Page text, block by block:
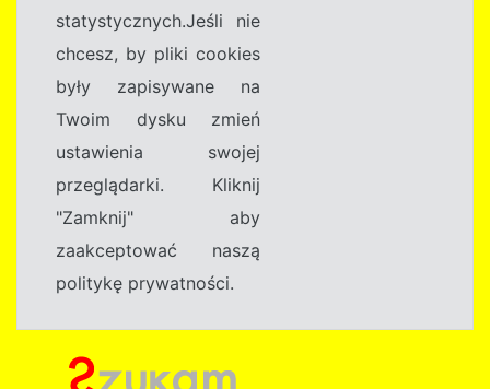
statystycznych.Jeśli nie
chcesz, by pliki cookies
były zapisywane na
Twoim dysku zmień
ustawienia swojej
przeglądarki. Kliknij
"Zamknij" aby
zaakceptować naszą
politykę prywatności.